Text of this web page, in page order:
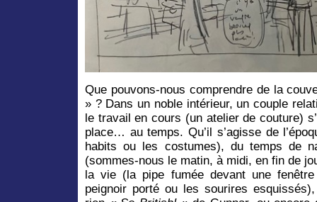
Que pouvons-nous comprendre de la
» ? Dans un noble intérieur, un couple
le travail en cours (un atelier de couture)
place… au temps. Qu’il s’agisse de
habits ou les costumes), du temps de
(sommes-nous le matin, à midi, en fin de
la vie (la pipe fumée devant une
peignoir porté ou les sourires